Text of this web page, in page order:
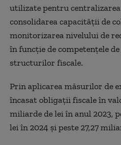
utilizate pentru
consolidarea capacităţii de
monitorizarea nivelului de
în funcţie de competenţele
structurilor fiscale.
Prin aplicarea măsurilor de
încasat obligaţii fiscale în
miliarde de lei în anul 2023,
lei în 2024 şi peste 27,27